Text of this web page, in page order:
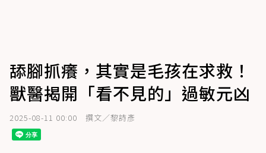
舔腳抓癢，其實是毛孩在求救！
獸醫揭開「看不見的」過敏元凶
2025-08-11 00:00 撰文／黎詩彥